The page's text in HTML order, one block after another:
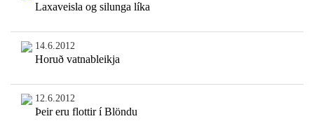
Laxaveisla og silunga líka
14.6.2012
Horuð vatnableikja
12.6.2012
Þeir eru flottir í Blöndu